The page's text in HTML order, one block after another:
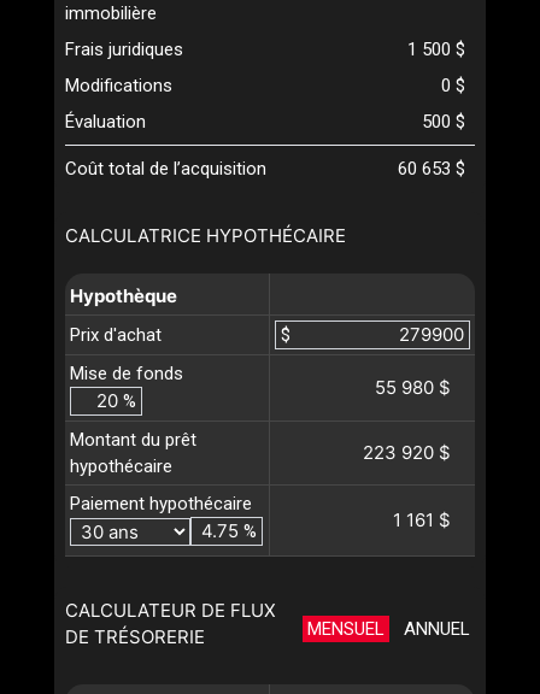
CALCULATRICE HYPOTHÉCAIRE
Hypothèque
Prix d'achat
$
Mise de fonds
%
55 980 $
Montant du prêt
hypothécaire
223 920 $
Paiement hypothécaire
%
1 161 $
CALCULATEUR DE FLUX
DE TRÉSORERIE
MENSUEL ANNUEL
immobilière
Frais juridiques
1 500 $
Modifications
0 $
Évaluation
500 $
Coût total de l’acquisition 60 653 $